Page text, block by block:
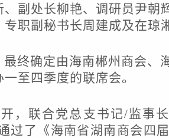
副处长柳艳、调研员尹朝
职副秘书长周建成及在琼
终确定由海南郴州商会、
至四季度的联席会。
，联合党总支书记/监事
过了《海南省湖南商会四